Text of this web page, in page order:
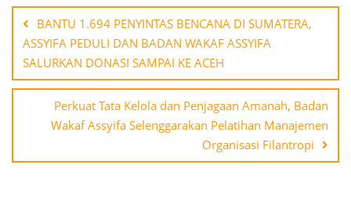
navigation
BANTU 1.694 PENYINTAS BENCANA DI SUMATERA,
ASSYIFA PEDULI DAN BADAN WAKAF ASSYIFA
SALURKAN DONASI SAMPAI KE ACEH
Perkuat Tata Kelola dan Penjagaan Amanah, Badan
Wakaf Assyifa Selenggarakan Pelatihan Manajemen
Organisasi Filantropi